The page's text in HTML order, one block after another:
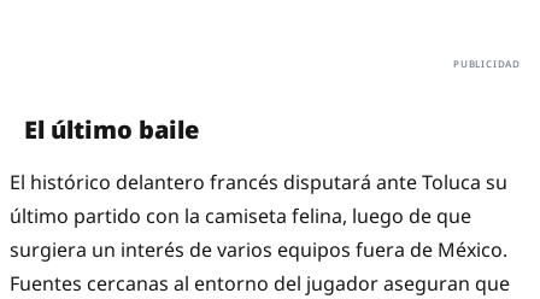
El último baile
El histórico delantero francés disputará ante Toluca su
último partido con la camiseta felina, luego de que
surgiera un interés de varios equipos fuera de México.
Fuentes cercanas al entorno del jugador aseguran que